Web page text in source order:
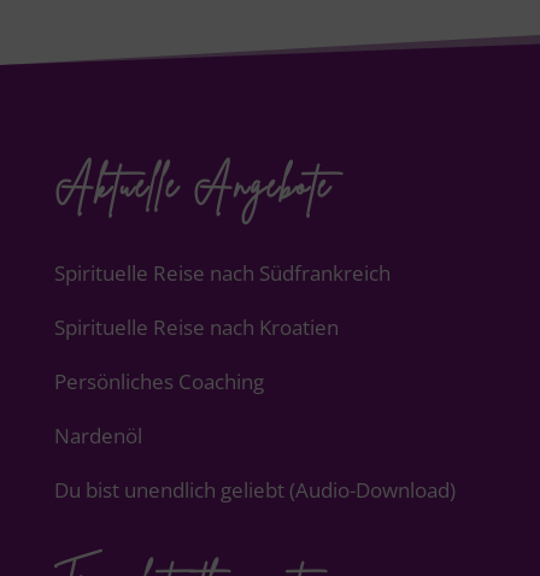
Aktuelle Angebote
Spirituelle Reise nach Südfrankreich
Spirituelle Reise nach Kroatien
Persönliches Coaching
Nardenöl
Du bist unendlich geliebt (Audio-Download)